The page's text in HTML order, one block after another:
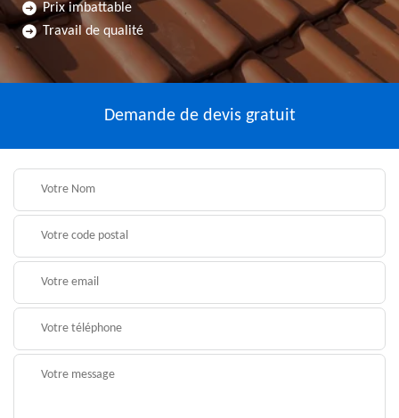
Prix imbattable
Travail de qualité
Demande de devis gratuit